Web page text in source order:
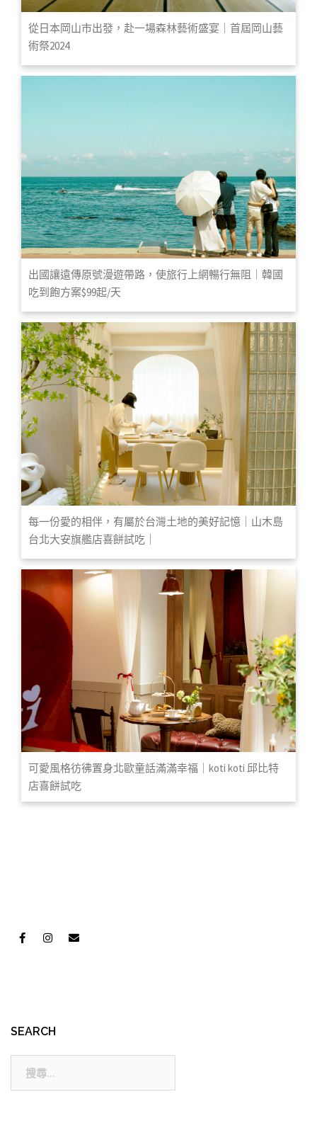
從日本岡山市出發，赴一場森林藝術盛宴｜首屆岡山藝
術祭2024
出國讓遠傳原號漫遊帶路，使旅行上網暢行無阻｜韓國
吃到飽方案$99起/天
每一份愛的相伴，有屬於台灣土地的美好記憶｜山木島
台北大安旗艦店喜餅試吃｜
可愛風格彷彿置身北歐童話滿滿幸福｜koti koti 邱比特
店喜餅試吃
SEARCH